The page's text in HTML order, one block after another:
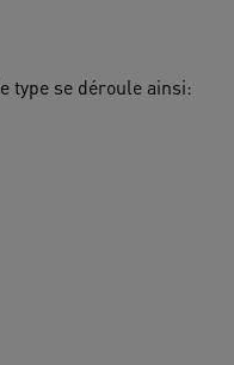
type se déroule ainsi: